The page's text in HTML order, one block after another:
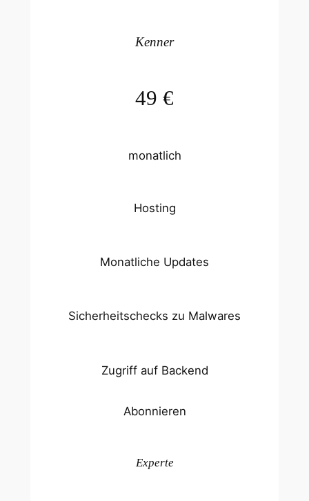
Kenner
49 €
monatlich
Hosting
Monatliche Updates
Sicherheitschecks zu Malwares
Zugriff auf Backend
Abonnieren
Experte